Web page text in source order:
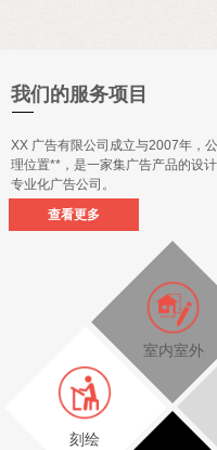
我们的服务项目
XX 广告有限公司成立与2007年，
理位置**，是一家集广告产品的设
专业化广告公司。
查看更多
室内室外
刻绘